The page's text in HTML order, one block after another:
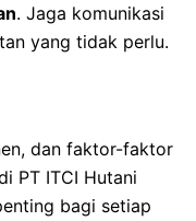
. Jaga komunikasi
yang tidak perlu.
dan faktor-faktor
PT ITCI Hutani
bagi setiap